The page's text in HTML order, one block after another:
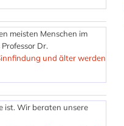
meisten Menschen im
Dr.
und älter werden
ist. Wir beraten unsere